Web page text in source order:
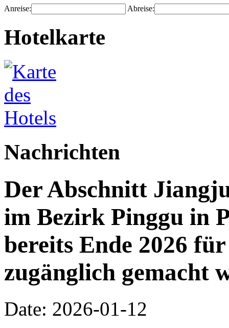
Anreise: Abreise:
Hotelkarte
Nachrichten
Der Abschnitt
im Bezirk Pinggu in
bereits Ende 2026
zugänglich gemacht
Date: 2026-01-12